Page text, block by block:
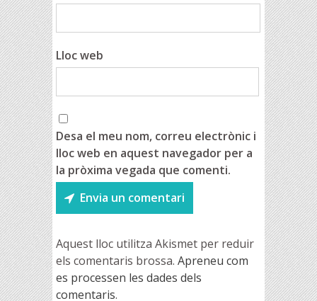
Lloc web
Desa el meu nom, correu electrònic i
lloc web en aquest navegador per a
la pròxima vegada que comenti.
Aquest lloc utilitza Akismet per reduir
els comentaris brossa. Apreneu com
es processen les dades dels
comentaris.